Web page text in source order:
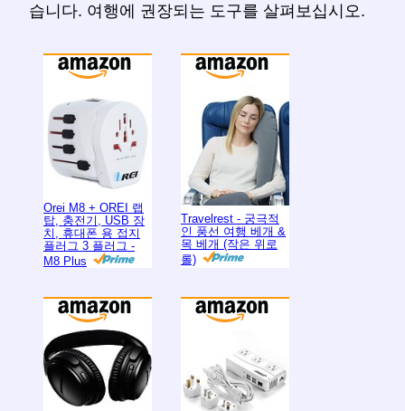
습니다. 여행에 권장되는 도구를 살펴보십시오.
Orei M8 + OREI 랩
탑, 충전기, USB 장
치, 휴대폰 용 접지
플러그 3 플러그 -
M8 Plus
Travelrest - 궁극적
인 풍선 여행 베개 &
목 베개 (작은 위로
롤)